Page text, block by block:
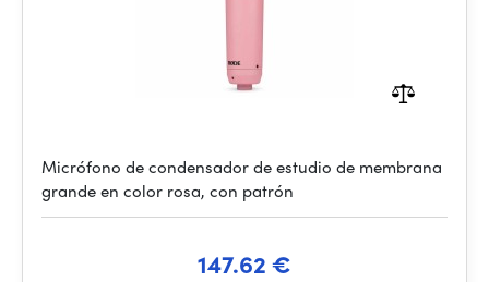
Micrófono de condensador de estudio de membrana
grande en color rosa, con patrón
147.62 €